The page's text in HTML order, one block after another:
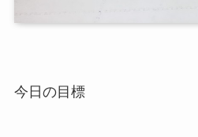
今日の目標